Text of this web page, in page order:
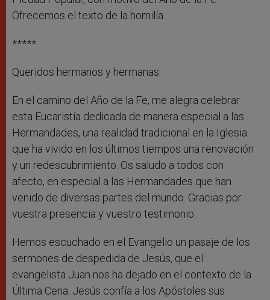
Ofrecemos el texto de la homilía.
*****
Queridos hermanos y hermanas:
En el camino del Año de la Fe, me alegra celebrar
esta Eucaristía dedicada de manera especial a las
Hermandades, una realidad tradicional en la Iglesia
que ha vivido en los últimos tiempos una renovación
y un redescubrimiento. Os saludo a todos con
afecto, en especial a las Hermandades que han
venido de diversas partes del mundo. Gracias por
vuestra presencia y vuestro testimonio.
Hemos escuchado en el Evangelio un pasaje de los
sermones de despedida de Jesús, que el
evangelista Juan nos ha dejado en el contexto de la
Última Cena. Jesús confía a los Apóstoles sus